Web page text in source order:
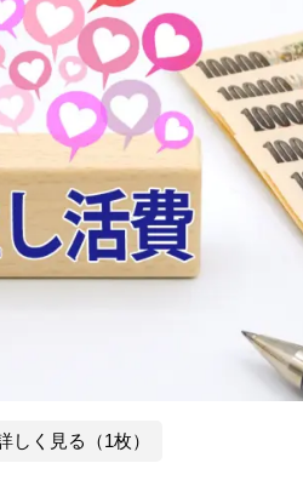
しく見る（1枚）